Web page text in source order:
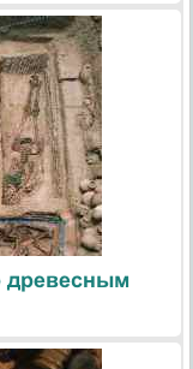
древесным